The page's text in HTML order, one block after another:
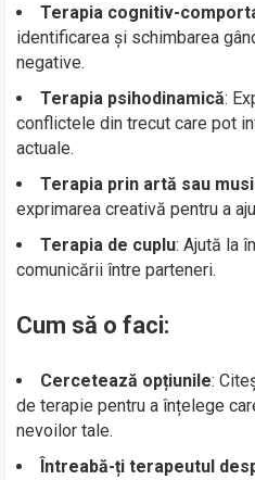
Terapia cognitiv-
identificarea și schimbarea
negative.
Terapia psihodinamică:
conflictele din trecut care pot
actuale.
Terapia prin artă sau
exprimarea creativă pentru a
Terapia de cuplu: Ajută la
comunicării între parteneri.
Cum să o faci:
Cercetează opțiunile:
de terapie pentru a înțelege
nevoilor tale.
Întreabă-ți terapeutul